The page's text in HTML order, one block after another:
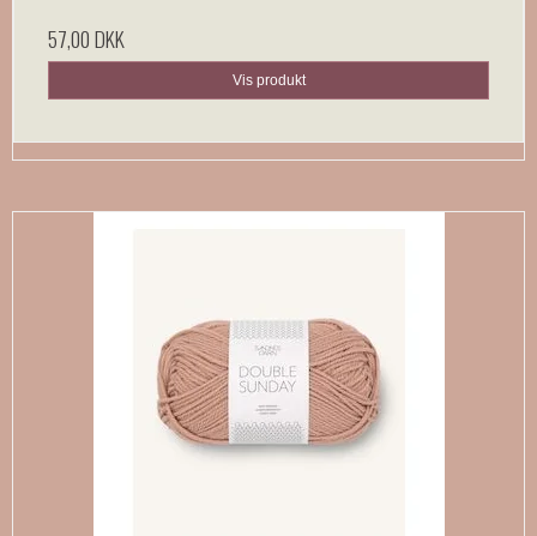
57,00 DKK
Vis produkt